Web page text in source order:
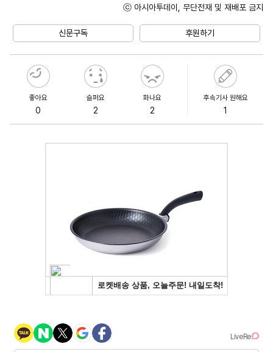
ⓒ 아시아투데이, 무단전재 및 재배포 금지
신문구독 후원하기
좋아요
0
슬퍼요
2
화나요
2
후속기사 원해요
1